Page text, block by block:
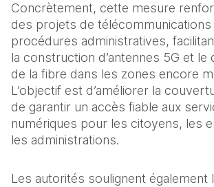
Concrètement, cette mesure
des projets de télécommunications
procédures administratives,
la construction d’antennes 5G et le
de la fibre dans les zones encore
L’objectif est d’améliorer la
de garantir un accès fiable aux
numériques pour les citoyens, les
les administrations.
Les autorités soulignent également